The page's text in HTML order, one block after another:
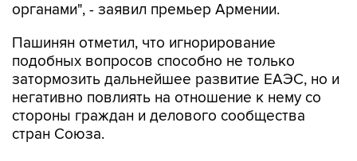
Пашинян отметил, что игнорирование
затормозить дальнейшее развитие ЕАЭС, но и
негативно повлиять на отношение к нему со
стороны граждан и делового сообщества
стран Союза.
"В конечном итоге подобные проблемы